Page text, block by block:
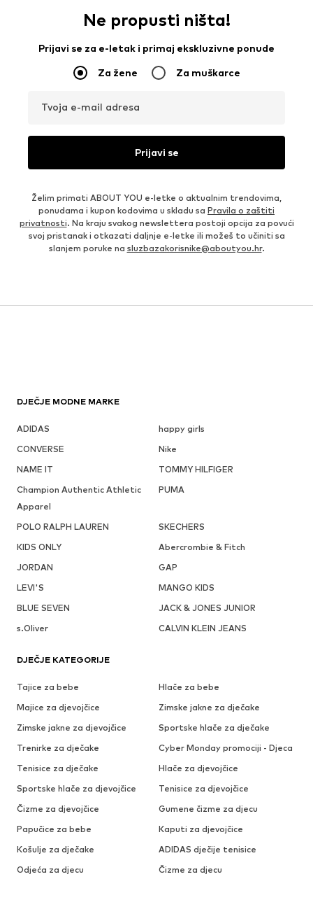
Ne propusti ništa!
Prijavi se za e-letak i primaj ekskluzivne ponude
Za žene Za muškarce
Tvoja e-mail adresa
Prijavi se
Želim primati ABOUT YOU e-letke o aktualnim trendovima,
ponudama i kupon kodovima u skladu sa Pravila o zaštiti
privatnosti. Na kraju svakog newslettera postoji opcija za povući
svoj pristanak i otkazati daljnje e-letke ili možeš to učiniti sa
slanjem poruke na sluzbazakorisnike@aboutyou.hr.
DJEČJE MODNE MARKE
ADIDAS
happy girls
CONVERSE
Nike
NAME IT
TOMMY HILFIGER
Champion Authentic Athletic
Apparel
PUMA
POLO RALPH LAUREN
SKECHERS
KIDS ONLY
Abercrombie & Fitch
JORDAN
GAP
LEVI'S
MANGO KIDS
BLUE SEVEN
JACK & JONES JUNIOR
s.Oliver
CALVIN KLEIN JEANS
DJEČJE KATEGORIJE
Tajice za bebe
Hlače za bebe
Majice za djevojčice
Zimske jakne za dječake
Zimske jakne za djevojčice
Sportske hlače za dječake
Trenirke za dječake
Cyber Monday promociji - Djeca
Tenisice za dječake
Hlače za djevojčice
Sportske hlače za djevojčice
Tenisice za djevojčice
Čizme za djevojčice
Gumene čizme za djecu
Papučice za bebe
Kaputi za djevojčice
Košulje za dječake
ADIDAS dječije tenisice
Odjeća za djecu
Čizme za djecu